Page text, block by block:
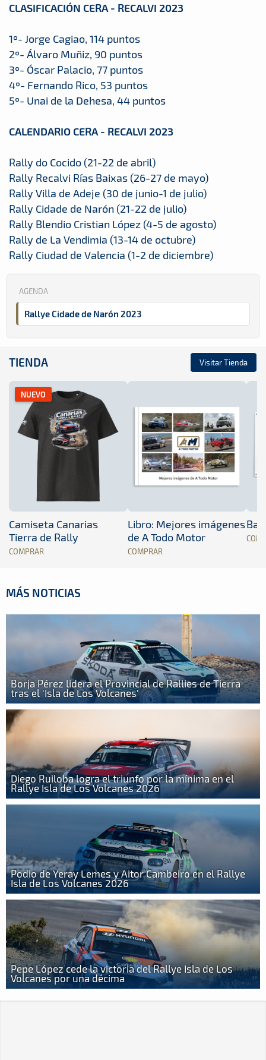
CLASIFICACIÓN CERA - RECALVI 2023
1º- Jorge Cagiao, 114 puntos
2º- Álvaro Muñiz, 90 puntos
3º- Óscar Palacio, 77 puntos
4º- Fernando Rico, 53 puntos
5º- Unai de la Dehesa, 44 puntos
CALENDARIO CERA - RECALVI 2023
Rally do Cocido (21-22 de abril)
Rally Recalvi Rías Baixas (26-27 de mayo)
Rally Villa de Adeje (30 de junio-1 de julio)
Rally Cidade de Narón (21-22 de julio)
Rally Blendio Cristian López (4-5 de agosto)
Rally de La Vendimia (13-14 de octubre)
Rally Ciudad de Valencia (1-2 de diciembre)
AGENDA
Rallye Cidade de Narón 2023
TIENDA Visitar Tienda
NUEVO
Camiseta Canarias
Tierra de Rally
COMPRAR
Libro: Mejores imágenes
de A Todo Motor
COMPRAR
MÁS NOTICIAS
Borja Pérez lidera el Provincial de Rallies de Tierra
tras el 'Isla de Los Volcanes'
Diego Ruiloba logra el triunfo por la mínima en el
Rallye Isla de Los Volcanes 2026
Podio de Yeray Lemes y Aitor Cambeiro en el Rallye
Isla de Los Volcanes 2026
Pepe López cede la victoria del Rallye Isla de Los
Volcanes por una décima